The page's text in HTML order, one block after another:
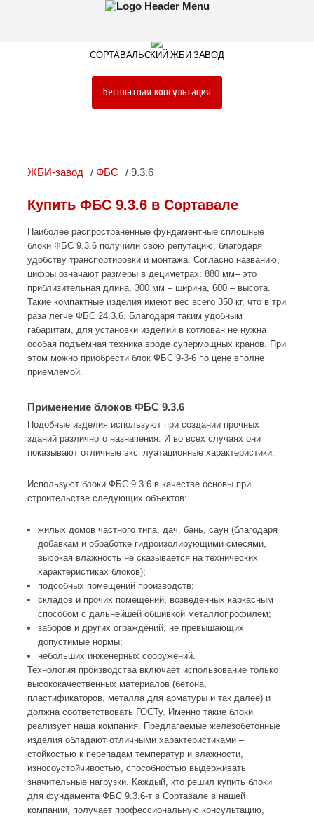
СОРТАВАЛЬСКИЙ ЖБИ ЗАВОД
Бесплатная консультация
ЖБИ-завод ФБС 9.3.6
Купить ФБС 9.3.6 в Сортавале
Наиболее распространенные фундаментные сплошные
блоки ФБС 9.3.6 получили свою репутацию, благодаря
удобству транспортировки и монтажа. Согласно названию,
цифры означают размеры в дециметрах: 880 мм– это
приблизительная длина, 300 мм – ширина, 600 – высота.
Такие компактные изделия имеют вес всего 350 кг, что в три
раза легче ФБС 24.3.6. Благодаря таким удобным
габаритам, для установки изделий в котлован не нужна
особая подъемная техника вроде супермощных кранов. При
этом можно приобрести блок ФБС 9-3-6 по цене вполне
приемлемой.
Применение блоков ФБС 9.3.6
Подобные изделия используют при создании прочных
зданий различного назначения. И во всех случаях они
показывают отличные эксплуатационные характеристики.
Используют блоки ФБС 9.3.6 в качестве основы при
строительстве следующих объектов:
жилых домов частного типа, дач, бань, саун (благодаря
добавкам и обработке гидроизолирующими смесями,
высокая влажность не сказывается на технических
характеристиках блоков);
подсобных помещений производств;
складов и прочих помещений, возведенных каркасным
способом с дальнейшей обшивкой металлопрофилем;
заборов и других ограждений, не превышающих
допустимые нормы;
небольших инженерных сооружений.
Технология производства включает использование только
высококачественных материалов (бетона,
пластификаторов, металла для арматуры и так далее) и
должна соответствовать ГОСТу. Именно такие блоки
реализует наша компания. Предлагаемые железобетонные
изделия обладают отличными характеристиками –
стойкостью к перепадам температур и влажности,
износоустойчивостью, способностью выдерживать
значительные нагрузки. Каждый, кто решил купить блоки
для фундамента ФБС 9.3.6-т в Сортавале в нашей
компании, получает профессиональную консультацию,